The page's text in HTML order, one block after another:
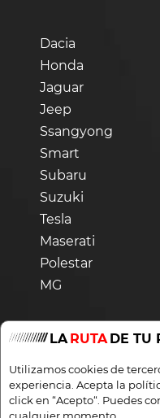
Dacia
Honda
Jaguar
Jeep
Ssangyong
Smart
Subaru
Suzuki
Tesla
Maserati
Polestar
MG
Los precios de la web
Baleares. Para Canarias
LA RUTA DE TU
Utilizamos cookies de
experiencia. Acepta la
click en “Acepto“. Puedes